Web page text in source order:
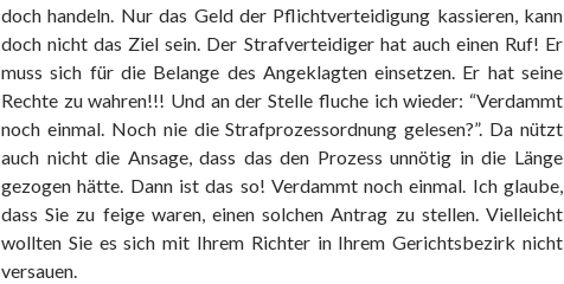
doch handeln. Nur das Geld der Pflichtverteidigung kassieren, kann
doch nicht das Ziel sein. Der Strafverteidiger hat auch einen Ruf! Er
muss sich für die Belange des Angeklagten einsetzen. Er hat seine
Rechte zu wahren!!! Und an der Stelle fluche ich wieder: “Verdammt
noch einmal. Noch nie die Strafprozessordnung gelesen?”. Da nützt
auch nicht die Ansage, dass das den Prozess unnötig in die Länge
gezogen hätte. Dann ist das so! Verdammt noch einmal. Ich glaube,
dass Sie zu feige waren, einen solchen Antrag zu stellen. Vielleicht
wollten Sie es sich mit Ihrem Richter in Ihrem Gerichtsbezirk nicht
versauen.